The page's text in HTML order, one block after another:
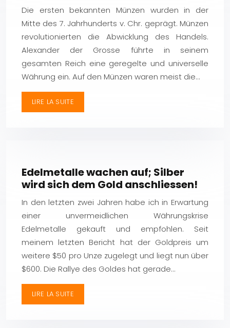
Die ersten bekannten Münzen wurden in der
Mitte des 7. Jahrhunderts v. Chr. geprägt. Münzen
revolutionierten die Abwicklung des Handels.
Alexander der Grosse führte in seinem
gesamten Reich eine geregelte und universelle
Währung ein. Auf den Münzen waren meist die…
LIRE LA SUITE
Edelmetalle wachen auf; Silber
wird sich dem Gold anschliessen!
In den letzten zwei Jahren habe ich in Erwartung
einer unvermeidlichen Währungskrise
Edelmetalle gekauft und empfohlen. Seit
meinem letzten Bericht hat der Goldpreis um
weitere $50 pro Unze zugelegt und liegt nun über
$600. Die Rallye des Goldes hat gerade…
LIRE LA SUITE